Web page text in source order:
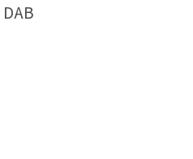
DAB